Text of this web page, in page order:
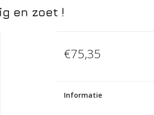
en zoet !
€75,35
Informatie